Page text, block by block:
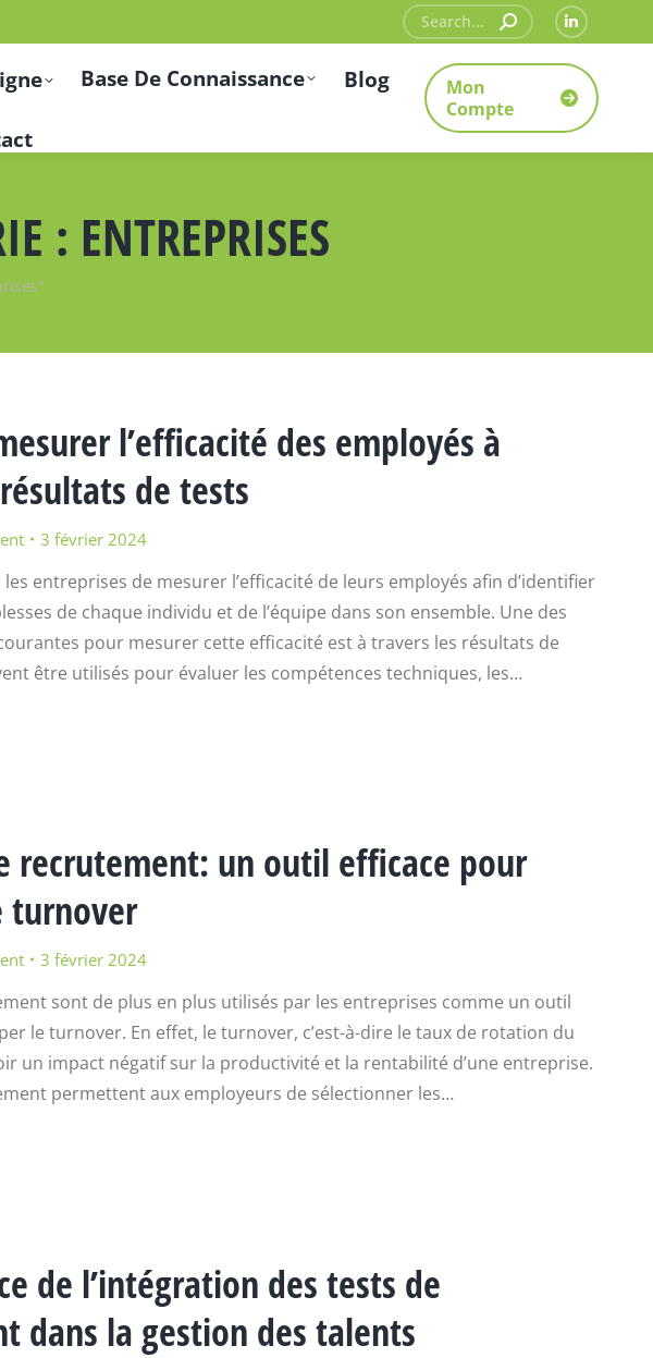
Recherche
:
La
page
LinkedIn
s'ouvre
Base De Connaissance Blog
Mon
Compte
: ENTREPRISES
l’efficacité des employés à
de tests
3 février 2024
entreprises de mesurer l’efficacité de leurs employés afin d’identifier
de chaque individu et de l’équipe dans son ensemble. Une des
pour mesurer cette efficacité est à travers les résultats de
être utilisés pour évaluer les compétences techniques, les…
recrutement: un outil efficace pour
turnover
3 février 2024
sont de plus en plus utilisés par les entreprises comme un outil
le turnover. En effet, le turnover, c’est-à-dire le taux de rotation du
un impact négatif sur la productivité et la rentabilité d’une entreprise.
permettent aux employeurs de sélectionner les…
de l’intégration des tests de
dans la gestion des talents